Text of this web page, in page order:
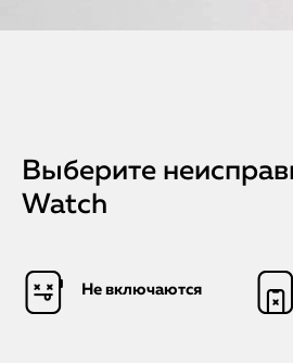
Выберите
Watch
Не включаются